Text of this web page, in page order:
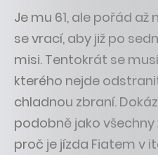
Je mu 61, ale pořád
se vrací, aby již po
misi. Tentokrát se
kterého nejde
chladnou zbraní.
podobně jako všechny
proč je jízda Fiatem v